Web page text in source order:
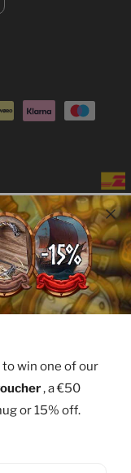
win one of our
, a €50
or 15% off.